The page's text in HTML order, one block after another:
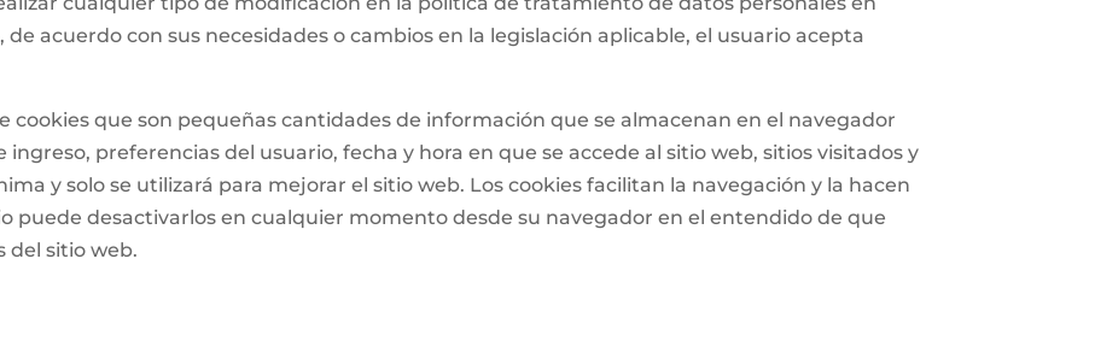
acuerdo con sus necesidades o cambios en la legislación aplicable, el usuario acepta
cookies que son pequeñas cantidades de información que se almacenan en el navegador
preferencias del usuario, fecha y hora en que se accede al sitio web, sitios visitados y
y solo se utilizará para mejorar el sitio web. Los cookies facilitan la navegación y la hacen
puede desactivarlos en cualquier momento desde su navegador en el entendido de que
del sitio web.